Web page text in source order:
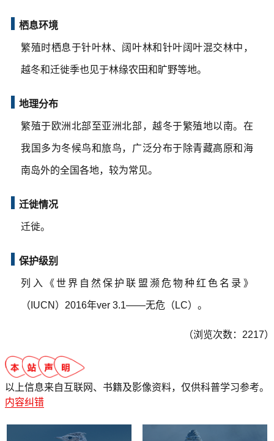
栖息环境
繁殖时栖息于针叶林、阔叶林和针叶阔叶混交林中，
越冬和迁徙季也见于林缘农田和旷野等地。
地理分布
繁殖于欧洲北部至亚洲北部，越冬于繁殖地以南。在
我国多为冬候鸟和旅鸟，广泛分布于除青藏高原和海
南岛外的全国各地，较为常见。
迁徙情况
迁徙。
保护级别
列入《世界自然保护联盟濒危物种红色名录》
（IUCN）2016年ver 3.1——无危（LC）。
（浏览次数：2217）
以上信息来自互联网、书籍及影像资料，仅供科普学习参考。
内容纠错